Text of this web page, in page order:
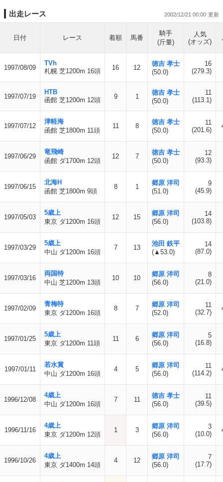
出走レース 2002/12/21 00:00
日付 レース 着順 馬番
騎手
(斤量)
人気
(オッズ)
1997/08/09
TVh
札幌 芝1200m 16頭
16 12
徳吉 孝士
(50.0)
16
(279.3)
1997/07/19
HTB
函館 芝1200m 12頭
9 1
徳吉 孝士
(50.0)
11
(113.1)
1997/07/12
津軽海
函館 芝1800m 11頭
11 8
徳吉 孝士
(50.0)
11
(201.6)
1997/06/29
竜飛崎
函館 ダ1700m 12頭
12 7
徳吉 孝士
(50.0)
12
(93.3)
1997/06/15
北海H
函館 芝1800m 9頭
8 1
郷原 洋司
(51.0)
9
(45.9)
1997/05/03
5歳上
東京 ダ1200m 16頭
12 15
郷原 洋司
(56.0)
14
(103.8)
1997/03/29
5歳上
中山 ダ1200m 16頭
7 13
池田 鉄平
(▲53.0)
14
(87.0)
1997/03/16
両国特
中山 芝1200m 13頭
10 10
郷原 洋司
(56.0)
8
(21.0)
1997/02/09
青梅特
東京 ダ1200m 16頭
8 7
郷原 洋司
(52.0)
11
(32.7)
1997/01/25
5歳上
東京 ダ1200m 11頭
11 6
郷原 洋司
(56.0)
5
(16.8)
1997/01/11
若水賞
中山 ダ1200m 16頭
4 5
郷原 洋司
(56.0)
11
(114.2)
1996/12/08
4歳上
中山 ダ1200m 16頭
7 11
徳吉 孝士
(56.0)
11
(39.5)
1996/11/16
4歳上
東京 ダ1200m 12頭
1 3
郷原 洋司
(56.0)
3
(10.0)
1996/10/26
4歳上
東京 ダ1400m 14頭
4 12
郷原 洋司
(56.0)
7
(17.7)